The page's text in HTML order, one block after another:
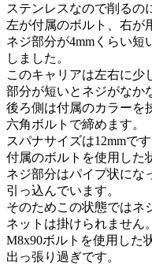
ステンレスなので削るの
左が付属のボルト、右が
ネジ部分が4mmくらい短
しました。
このキャリアは左右に少
部分が短いとネジがなか
後ろ側は付属のカラーを
六角ボルトで締めます。
スパナサイズは12mmです
付属のボルトを使用した
ネジ部分はパイプ状にな
引っ込んでいます。
そのためこの状態ではネ
ネットは掛けられません。
M8x90ボルトを使用した
出っ張り過ぎです。